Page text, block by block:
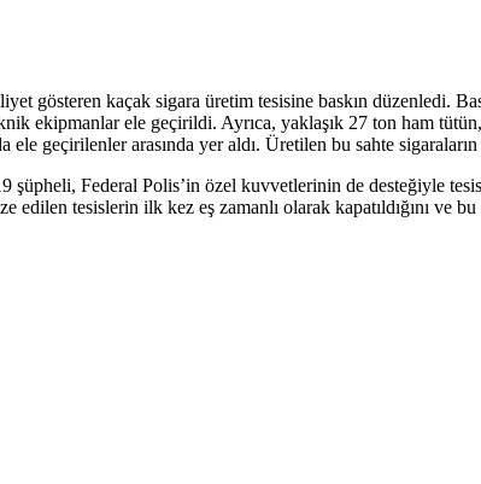
gösteren kaçak sigara üretim tesisine baskın düzenledi.
ekipmanlar ele geçirildi. Ayrıca, yaklaşık 27 ton ham
geçirilenler arasında yer aldı. Üretilen bu sahte
Federal Polis’in özel kuvvetlerinin de desteğiyle
tesislerin ilk kez eş zamanlı olarak kapatıldığını ve